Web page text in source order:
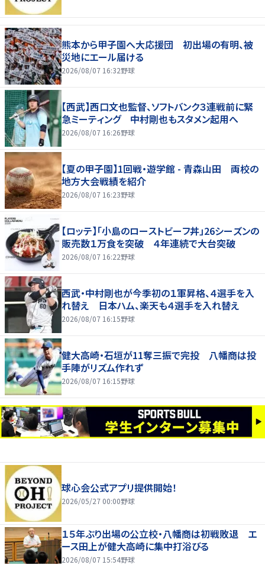
熊本から甲子園へ大応援団 初出場の有明、被
災地にエール届ける
2026/08/07 16:32野球
【西武】西口文也監督、ソフトバンク３連戦前に緊
急ミーティング 中村剛也もスタメン起用へ
2026/08/07 16:26野球
【夏の甲子園】1回戦・遊学館 - 青森山田 両校の
地方大会戦績を紹介
2026/08/07 16:23野球
【ロッテ】「小島のローストビーフ丼」26シーズンの
販売数１万食を突破 ４年連続で大台突破
2026/08/07 16:22野球
西武・中村剛也が今季初の１軍昇格、４選手を入
れ替え 日本ハム、楽天も４選手を入れ替え
2026/08/07 16:15野球
健大高崎・石垣が11奪三振で完投 八幡商は投
手陣がリズム作れず
2026/08/07 16:15野球
球心会公式アプリ提供開始！
2026/05/27 00:00野球
１５年ぶり出場の公立校・八幡商は初戦敗退 エ
ース田上が健大高崎に集中打浴びる
2026/08/07 15:54野球